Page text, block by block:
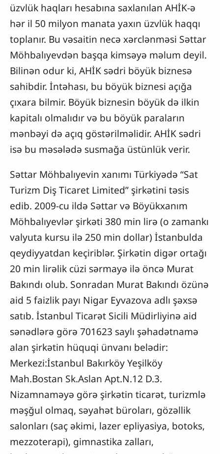
üzvlük haqları hesabına saxlanılan AHİK-ə
hər il 50 milyon manata yaxın üzvlük haqqı
toplanır. Bu vəsaitin necə xərclənməsi Səttar
Möhbalıyevdən başqa kimsəyə məlum deyil.
Bilinən odur ki, AHİK sədri böyük biznesə
sahibdir. İntəhası, bu böyük biznesi açığa
çıxara bilmir. Böyük biznesin böyük də ilkin
kapitalı olmalıdır və bu böyük paraların
mənbəyi də açıq göstərilməlidir. AHİK sədri
isə bu məsələdə susmağa üstünlük verir.
Səttar Möhbalıyevin xanımı Türkiyədə “Sat
Turizm Diş Ticaret Limited” şirkətini təsis
edib. 2009-cu ildə Səttar və Böyükxanım
Möhbalıyevlər şirkəti 380 min lirə (o zamankı
valyuta kursu ilə 250 min dollar) İstanbulda
qeydiyyatdan keçiriblər. Şirkətin digər ortağı
20 min lirəlik cüzi sərmayə ilə öncə Murat
Bakındı olub. Sonradan Murat Bakındı özünə
aid 5 faizlik payı Nigar Eyvazova adlı şəxsə
satıb. İstanbul Ticarət Sicili Müdirliyinə aid
sənədlərə görə 701623 saylı şəhadətnamə
alan şirkətin hüquqi ünvanı belədir:
Merkezi:İstanbul Bakırköy Yeşilköy
Mah.Bostan Sk.Aslan Apt.N.12 D.3.
Nizamnaməyə görə şirkətin ticarət, turizmlə
məşğul olmaq, səyahət büroları, gözəllik
salonları (saç əkimi, lazer epliyasiya, botoks,
mezzoterapi), gimnastika zalları,